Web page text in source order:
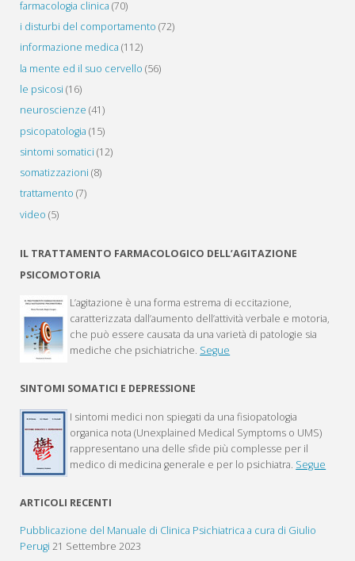
farmacologia clinica (70)
i disturbi del comportamento (72)
informazione medica (112)
la mente ed il suo cervello (56)
le psicosi (16)
neuroscienze (41)
psicopatologia (15)
sintomi somatici (12)
somatizzazioni (8)
trattamento (7)
video (5)
IL TRATTAMENTO FARMACOLOGICO DELL’AGITAZIONE
PSICOMOTORIA
L’agitazione è una forma estrema di eccitazione,
caratterizzata dall’aumento dell’attività verbale e motoria,
che può essere causata da una varietà di patologie sia
mediche che psichiatriche. Segue
SINTOMI SOMATICI E DEPRESSIONE
I sintomi medici non spiegati da una fisiopatologia
organica nota (Unexplained Medical Symptoms o UMS)
rappresentano una delle sfide più complesse per il
medico di medicina generale e per lo psichiatra. Segue
ARTICOLI RECENTI
Pubblicazione del Manuale di Clinica Psichiatrica a cura di Giulio
Perugi 21 Settembre 2023